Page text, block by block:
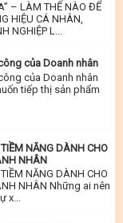
– LÀM THẾ NÀO ĐỂ
HIỆU CÁ NHÂN,
NGHIỆP L...
của Doanh nhân
của Doanh nhân
tiếp thị sản phẩm
NĂNG DÀNH CHO
NHÂN
NĂNG DÀNH CHO
NHÂN Những ai nên
x...